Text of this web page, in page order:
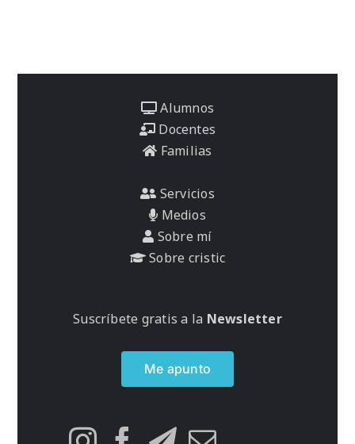
Alumnos
Docentes
Familias
Servicios
Medios
Sobre mí
Sobre cristic
Suscríbete gratis a la Newsletter
Me apunto